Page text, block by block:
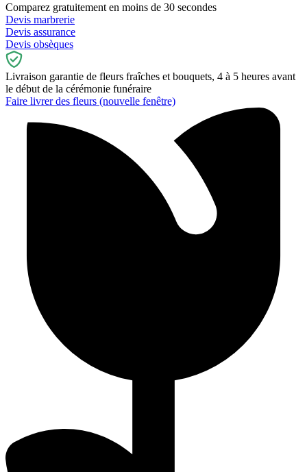
Comparez gratuitement en moins de 30 secondes
Devis marbrerie
Devis assurance
Devis obsèques
Livraison garantie de fleurs fraîches et bouquets, 4 à 5 heures avant
le début de la cérémonie funéraire
Faire livrer des fleurs (nouvelle fenêtre)